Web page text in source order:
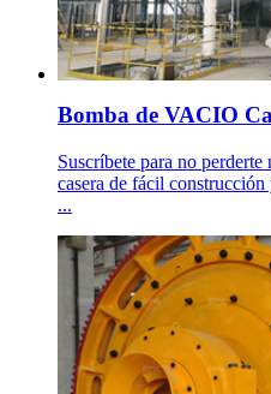
Bomba de VACIO
Suscríbete para no
casera de fácil
...